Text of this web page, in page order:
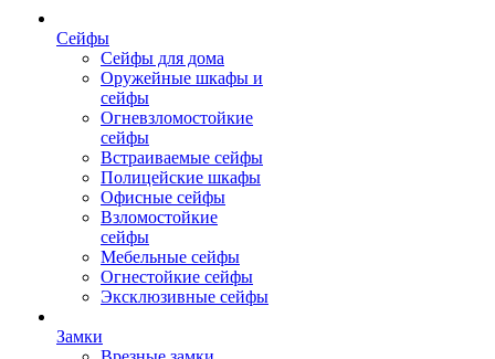
Сейфы
Сейфы для дома
Оружейные шкафы и
сейфы
Огневзломостойкие
сейфы
Встраиваемые сейфы
Полицейские шкафы
Офисные сейфы
Взломостойкие
сейфы
Мебельные сейфы
Огнестойкие сейфы
Эксклюзивные сейфы
Замки